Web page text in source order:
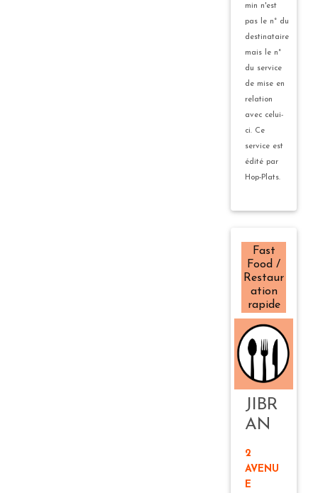
min n'est
pas le n° du
destinataire
mais le n°
du service
de mise en
relation
avec celui-
ci. Ce
service est
édité par
Hop-Plats.
Fast
Food /
Restaur
ation
rapide
JIBR
AN
2
AVENU
E